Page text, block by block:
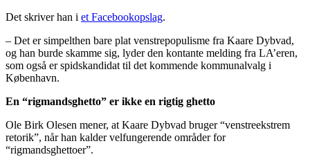
Det skriver han i et Facebookopslag.
– Det er simpelthen bare plat venstrepopulisme fra Kaare Dybvad,
og han burde skamme sig, lyder den kontante melding fra LA’eren,
som også er spidskandidat til det kommende kommunalvalg i
København.
En “rigmandsghetto” er ikke en rigtig ghetto
Ole Birk Olesen mener, at Kaare Dybvad bruger “venstreekstrem
retorik”, når han kalder velfungerende områder for
“rigmandsghettoer”.